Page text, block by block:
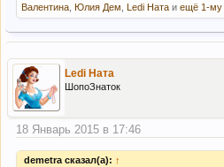
Валентина Юлия Дем Ledi Ната и ещё 1-му
Ledi Ната
ШопоЗнаток
18 Январь 2015 в 17:46
demetra сказал(а): ↑